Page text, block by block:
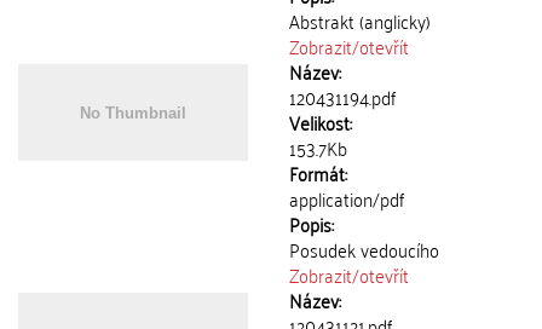
Abstrakt (anglicky)
Zobrazit/otevřít
Název:
120431194.pdf
Velikost:
153.7Kb
Formát:
application/pdf
Popis:
Posudek vedoucího
Zobrazit/otevřít
Název: